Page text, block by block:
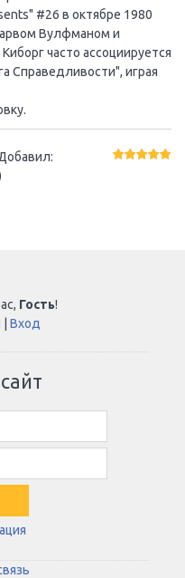
#26 в октябре 1980
Вулфманом и
часто ассоциируется
Справедливости", играя
:
, Гость!
Вход